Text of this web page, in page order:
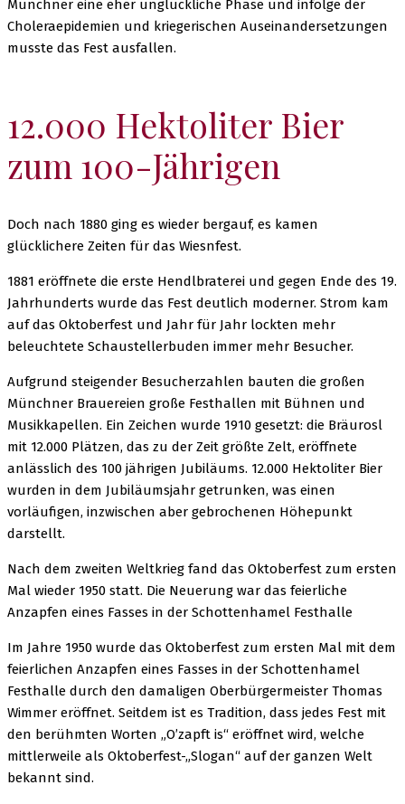
Münchner eine eher unglückliche Phase und infolge der
Choleraepidemien und kriegerischen Auseinandersetzungen
musste das Fest ausfallen.
12.000 Hektoliter Bier
zum 100-Jährigen
Doch nach 1880 ging es wieder bergauf, es kamen
glücklichere Zeiten für das Wiesnfest.
1881 eröffnete die erste Hendlbraterei und gegen Ende des 19.
Jahrhunderts wurde das Fest deutlich moderner. Strom kam
auf das Oktoberfest und Jahr für Jahr lockten mehr
beleuchtete Schaustellerbuden immer mehr Besucher.
Aufgrund steigender Besucherzahlen bauten die großen
Münchner Brauereien große Festhallen mit Bühnen und
Musikkapellen. Ein Zeichen wurde 1910 gesetzt: die Bräurosl
mit 12.000 Plätzen, das zu der Zeit größte Zelt, eröffnete
anlässlich des 100 jährigen Jubiläums. 12.000 Hektoliter Bier
wurden in dem Jubiläumsjahr getrunken, was einen
vorläufigen, inzwischen aber gebrochenen Höhepunkt
darstellt.
Nach dem zweiten Weltkrieg fand das Oktoberfest zum ersten
Mal wieder 1950 statt. Die Neuerung war das feierliche
Anzapfen eines Fasses in der Schottenhamel Festhalle
Im Jahre 1950 wurde das Oktoberfest zum ersten Mal mit dem
feierlichen Anzapfen eines Fasses in der Schottenhamel
Festhalle durch den damaligen Oberbürgermeister Thomas
Wimmer eröffnet. Seitdem ist es Tradition, dass jedes Fest mit
den berühmten Worten „O’zapft is“ eröffnet wird, welche
mittlerweile als Oktoberfest-„Slogan“ auf der ganzen Welt
bekannt sind.